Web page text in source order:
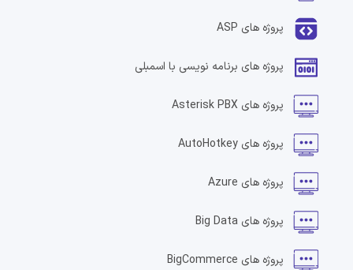
پروژه های ASP
پروژه های برنامه نویسی با اسمبلی
پروژه های Asterisk PBX
پروژه های AutoHotkey
پروژه های Azure
پروژه های Big Data
پروژه های BigCommerce